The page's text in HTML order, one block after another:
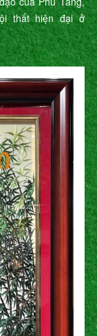
thất hiện đại ở